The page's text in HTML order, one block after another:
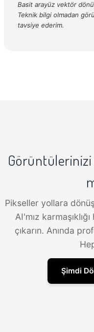
Basit arayüz vektör
Teknik bilgi olmadan
tavsiye ederim.
Pikseller yollara
AI'mız
çıkarın. Anında
Şimdi